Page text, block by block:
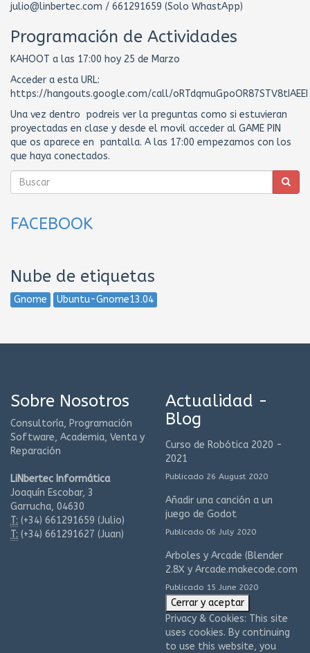
julio@linbertec.com / 661291659 (Solo WhastApp)
Programación de Actividades
KAHOOT a las 17:00 hoy 25 de Marzo
Acceder a esta URL:
https://hangouts.google.com/call/oRTdqmuGpoOR87STV8tIAEEI
Una vez dentro podreis ver la preguntas como si estuvieran
proyectadas en clase y desde el movil acceder al GAME PIN
que os aparece en pantalla. A las 17:00 empezamos con los
que haya conectados.
FACEBOOK
Nube de etiquetas
Gnome Ubuntu-Gnome13.04
Sobre Nosotros
Consultoría, Programación
Software, Academia, Venta y
Reparación
LiNbertec Informática
Joaquín Escobar, 3
Garrucha, 04630
T: (+34) 661291659 (Julio)
T: (+34) 661291627 (Juan)
Actualidad -
Blog
Curso de Robótica 2020 -
2021
Publicado 26 August 2020
Añadir una canción a un
juego de Godot
Publicado 06 July 2020
Arboles y Arcade (Blender
2.8X y Arcade.makecode.com
Publicado 15 June 2020
Privacy & Cookies: This site
uses cookies. By continuing
to use this website, you